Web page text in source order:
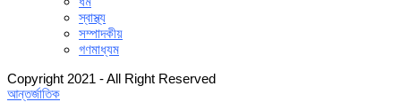
স্বাস্থ্য
সম্পাদকীয়
গণমাধ্যম
Copyright 2021 - All Right Reserved
আন্তর্জাতিক